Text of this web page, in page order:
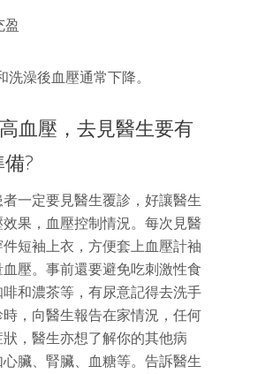
盈
澡後血壓通常下降。
血壓，去見醫生要有
?
一定要見醫生覆診，好讓醫生
果，血壓控制情況。每次見醫
短袖上衣，方便套上血壓計袖
壓。事前還要避免吃刺激性食
和濃茶等，有尿意記得去洗手
，向醫生報告在家情況，任何
，醫生亦想了解你的其他病
臟、腎臟、血糖等。告訴醫生